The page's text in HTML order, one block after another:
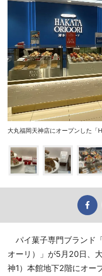
大丸福岡天神店にオープンした「
パイ菓子専門ブランド
オーリ）」が5月20日、
神1）本館地下2階にオー